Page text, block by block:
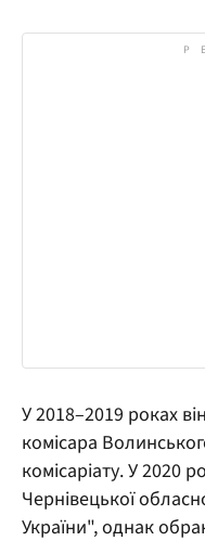
У 2018–2019 роках
комісара
комісаріату. У 2020
Чернівецької
України", однак